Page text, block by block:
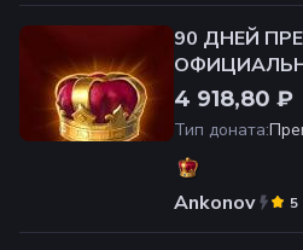
90 ДНЕЙ
ВХОДУ НА
4 918,80 ₽
Тип доната:
Ankonov 5